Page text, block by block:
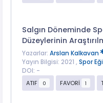
Salgın Döneminde
Düzeylerinin
Yazarlar: Arslan Kalkavan
Yayın Bilgisi: 2021 , Spor
DOI: -
ATIF
0 FAVORİ 1